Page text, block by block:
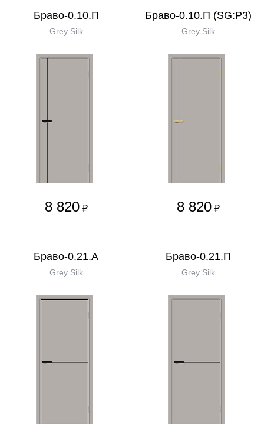
Браво-0.10.П
Grey Silk
8 820 ₽
Браво-0.10.П (SG:P3)
Grey Silk
8 820 ₽
Браво-0.21.А
Grey Silk
Браво-0.21.П
Grey Silk